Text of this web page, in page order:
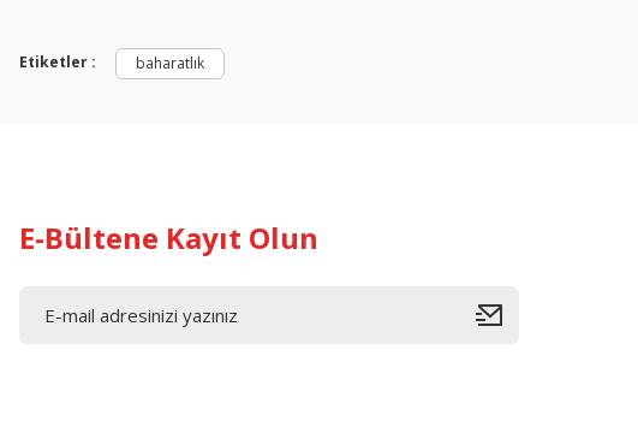
Etiketler : baharatlık
E-Bültene Kayıt Olun